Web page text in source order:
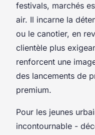
festivals, marchés
air. Il incarne la
ou le canotier, en
clientèle plus
renforcent une
des lancements de
premium.
Pour les jeunes
incontournable -